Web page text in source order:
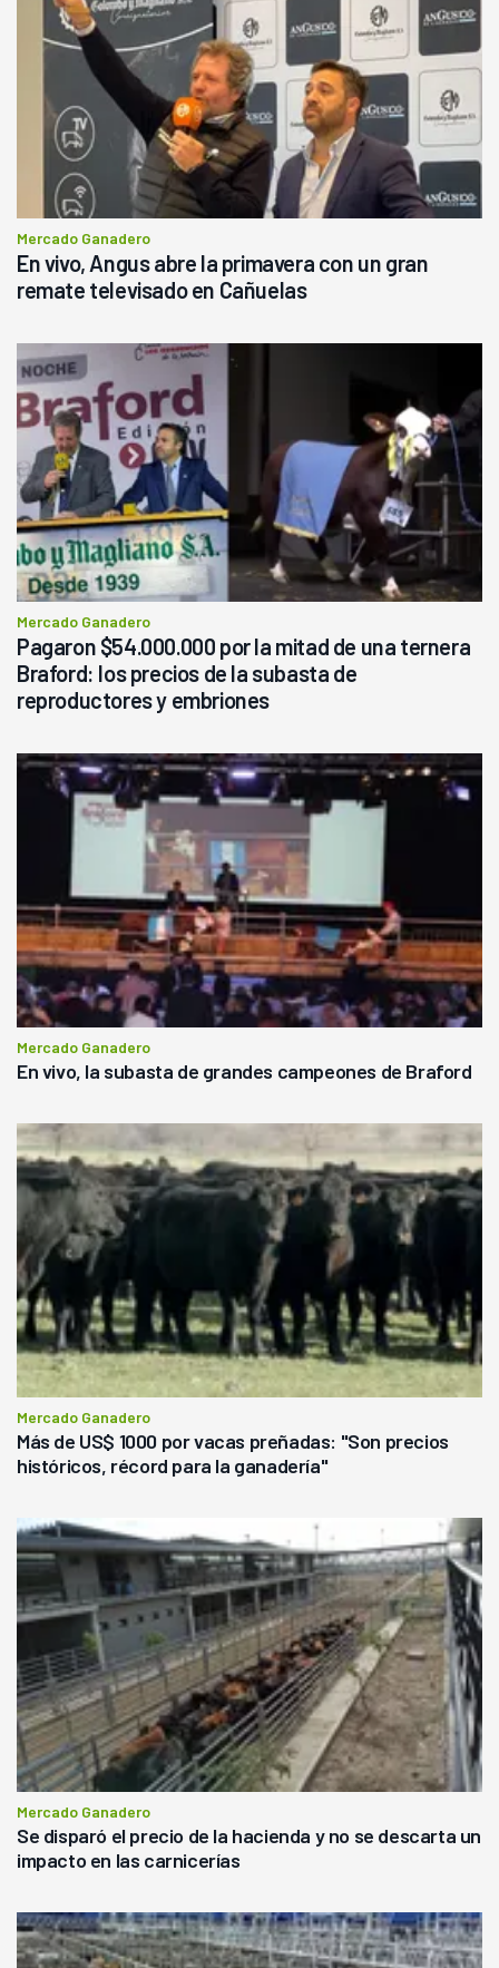
Mercado Ganadero
En vivo, Angus abre la primavera con un gran
remate televisado en Cañuelas
Mercado Ganadero
Pagaron $54.000.000 por la mitad de una ternera
Braford: los precios de la subasta de
reproductores y embriones
Mercado Ganadero
En vivo, la subasta de grandes campeones de Braford
Mercado Ganadero
Más de US$ 1000 por vacas preñadas: "Son precios
históricos, récord para la ganadería"
Mercado Ganadero
Se disparó el precio de la hacienda y no se descarta un
impacto en las carnicerías